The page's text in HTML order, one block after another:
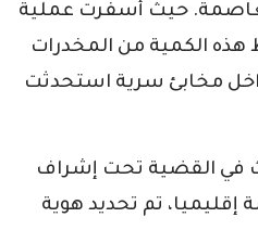
حيث أسفرت عملية
الكمية من المخدرات
مخابئ سرية استحدثت
في القضية تحت إشراف
إقليميا، تم تحديد هوية